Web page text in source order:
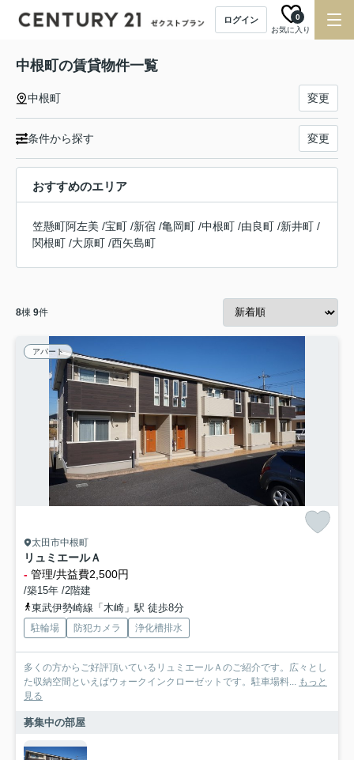
ログイン
お気に入り
0
中根町の賃貸物件一覧
中根町 変更
条件から探す 変更
おすすめのエリア
笠懸町阿左美 /宝町 /新宿 /亀岡町 /中根町 /由良町 /新井町 /
関根町 /大原町 /西矢島町
8棟 9件
アパート
太田市中根町
リュミエールＡ
- 管理/共益費2,500円
/築15年 /2階建
東武伊勢崎線「木崎」駅 徒歩8分
駐輪場 防犯カメラ 浄化槽排水
多くの方からご好評頂いているリュミエールＡのご紹介です。広々とし
た収納空間といえばウォークインクローゼットです。駐車場料... もっと
見る
募集中の部屋